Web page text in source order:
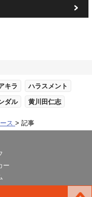
キラ ハラスメント
ダル 黄川田仁志
ス 記事
ー